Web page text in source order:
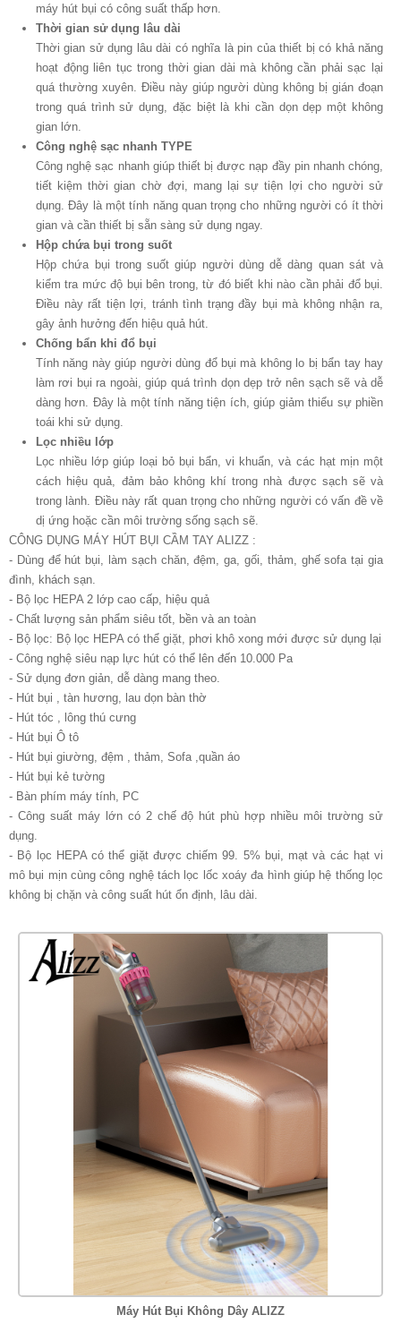
máy hút bụi có công suất thấp hơn.
Thời gian sử dụng lâu dài
Thời gian sử dụng lâu dài có nghĩa là pin của thiết bị có khả năng
hoạt động liên tục trong thời gian dài mà không cần phải sạc lại
quá thường xuyên. Điều này giúp người dùng không bị gián đoạn
trong quá trình sử dụng, đặc biệt là khi cần dọn dẹp một không
gian lớn.
Công nghệ sạc nhanh TYPE
Công nghệ sạc nhanh giúp thiết bị được nạp đầy pin nhanh chóng,
tiết kiệm thời gian chờ đợi, mang lại sự tiện lợi cho người sử
dụng. Đây là một tính năng quan trọng cho những người có ít thời
gian và cần thiết bị sẵn sàng sử dụng ngay.
Hộp chứa bụi trong suốt
Hộp chứa bụi trong suốt giúp người dùng dễ dàng quan sát và
kiểm tra mức độ bụi bên trong, từ đó biết khi nào cần phải đổ bụi.
Điều này rất tiện lợi, tránh tình trạng đầy bụi mà không nhận ra,
gây ảnh hưởng đến hiệu quả hút.
Chống bẩn khi đổ bụi
Tính năng này giúp người dùng đổ bụi mà không lo bị bẩn tay hay
làm rơi bụi ra ngoài, giúp quá trình dọn dẹp trở nên sạch sẽ và dễ
dàng hơn. Đây là một tính năng tiện ích, giúp giảm thiểu sự phiền
toái khi sử dụng.
Lọc nhiều lớp
Lọc nhiều lớp giúp loại bỏ bụi bẩn, vi khuẩn, và các hạt mịn một
cách hiệu quả, đảm bảo không khí trong nhà được sạch sẽ và
trong lành. Điều này rất quan trọng cho những người có vấn đề về
dị ứng hoặc cần môi trường sống sạch sẽ.
CÔNG DỤNG MÁY HÚT BỤI CẦM TAY ALIZZ :
- Dùng để hút bụi, làm sạch chăn, đệm, ga, gối, thảm, ghế sofa tại gia
đình, khách sạn.
- Bộ lọc HEPA 2 lớp cao cấp, hiệu quả
- Chất lượng sản phẩm siêu tốt, bền và an toàn
- Bộ lọc: Bộ lọc HEPA có thể giặt, phơi khô xong mới được sử dụng lại
- Công nghệ siêu nạp lực hút có thể lên đến 10.000 Pa
- Sử dụng đơn giản, dễ dàng mang theo.
- Hút bụi , tàn hương, lau dọn bàn thờ
- Hút tóc , lông thú cưng
- Hút bụi Ô tô
- Hút bụi giường, đệm , thảm, Sofa ,quần áo
- Hút bụi kẻ tường
- Bàn phím máy tính, PC
- Công suất máy lớn có 2 chế độ hút phù hợp nhiều môi trường sử
dụng.
- Bộ lọc HEPA có thể giặt được chiếm 99. 5% bụi, mạt và các hạt vi
mô bụi mịn cùng công nghệ tách lọc lốc xoáy đa hình giúp hệ thống lọc
không bị chặn và công suất hút ổn định, lâu dài.
Máy Hút Bụi Không Dây ALIZZ